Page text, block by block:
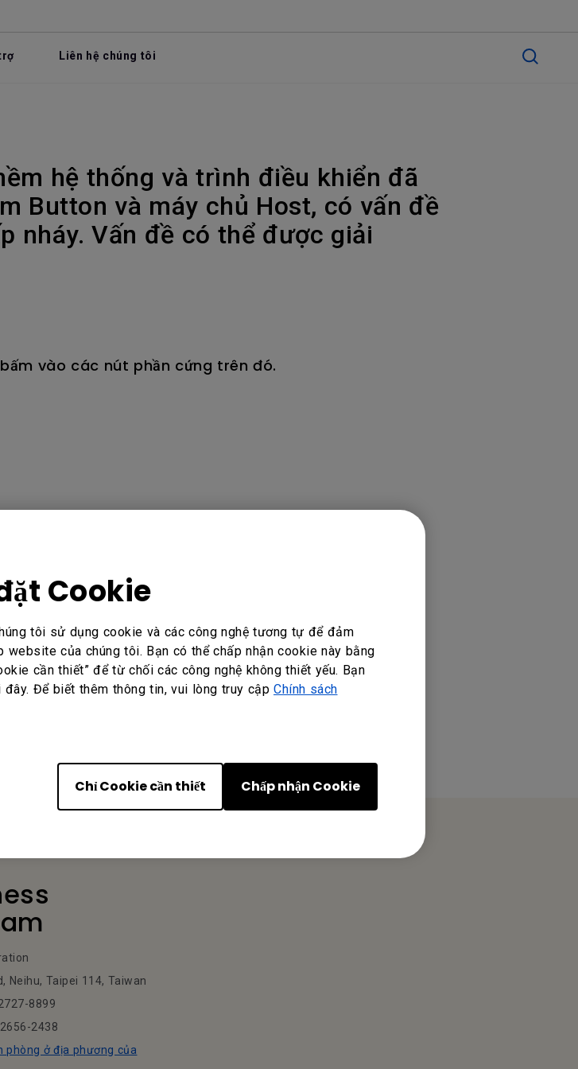
Cookie
tôi sử dụng cookie và các công nghệ tương tự để đảm
của chúng tôi. Bạn có thể chấp nhận cookie này bằng
cần thiết” để từ chối các công nghệ không thiết yếu. Bạn
Để biết thêm thông tin, vui lòng truy cập Chính sách
Chỉ Cookie cần thiết Chấp nhận Cookie
Liên hệ chúng tôi
hệ thống và trình điều khiển đã
Button và máy chủ Host, có vấn đề
nháy. Vấn đề có thể được giải
vào các nút phần cứng trên đó.
Neihu, Taipei 114, Taiwan
8899
2438
phòng ở địa phương của